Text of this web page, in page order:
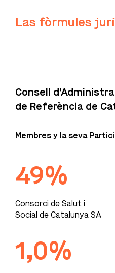
Las fòrmules
Consell
de Referència de
Membres y la seva
49%
Consorci de Salut i
Social de Catalunya SA
1,0%